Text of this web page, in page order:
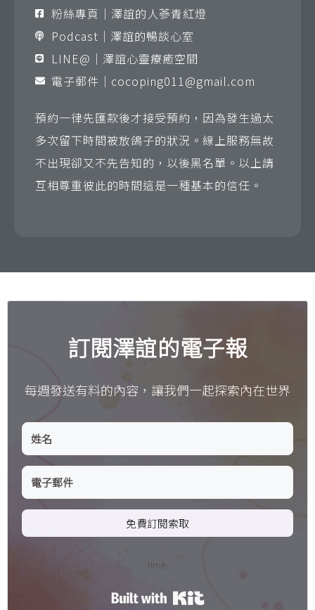
粉絲專頁｜澤誼的人蔘青紅燈
Podcast｜澤誼的暢談心室
LINE@｜澤誼心靈療癒空間
電子郵件｜ cocoping011@gmail.com
預約一律先匯款後才接受預約，因為發生過太
多次留下時間被放鴿子的狀況。線上服務無故
不出現卻又不先告知的，以後黑名單。以上請
互相尊重彼此的時間這是一種基本的信任。
訂閱澤誼的電子報
每週發送有料的內容，讓我們一起探索內在世界
免費訂閱索取
time.